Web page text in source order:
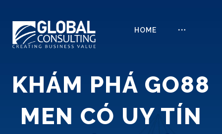
HOME
KHÁM PHÁ GO88
MEN CÓ UY TÍN